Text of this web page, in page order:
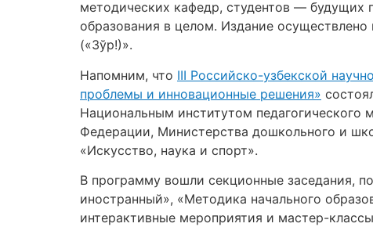
методических кафедр, студентов — будущих
образования в целом. Издание осуществлено
(«Зўр!)».
Напомним, что III Российско-узбекской
проблемы и инновационные решения»
Национальным институтом
Федерации, Министерства дошкольного и
«Искусство, наука и спорт».
В программу вошли секционные заседания,
иностранный», «Методика начального
интерактивные мероприятия и мастер-